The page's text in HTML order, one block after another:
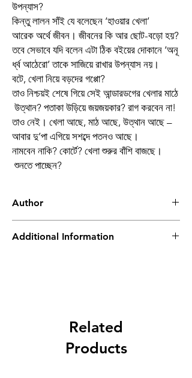
উপন্যাস?
কিন্তু লালন সাঁই যে বলেছেন ‘হাওয়ার খেলা’
আরেক অর্থে জীবন। জীবনের কি আর ছোট-বড়ো হয়?
তবে সেভাবে যদি বলেন এটা ঠিক বইয়ের দোকানে ‘অনূ
র্ধ্ব আঠেরো’তাকে সাজিয়ে রাখার উপন্যাস নয়।
বটে, খেলা নিয়ে বড়দের গপ্পো?
তাও নিশ্চয়ই শেষে গিয়ে সেই আন্ডারডগের খেলার মাঠে
উত্থান? পতাকা উড়িয়ে জয়জয়কার? রাগ করবেন না!
তাও নেই। খেলা আছে, মাঠ আছে, উত্থান আছে –
আবার দু’পা এগিয়ে সশব্দে পতনও আছে।
নামবেন নাকি? কোর্টে? খেলা শুরুর বাঁশি বাজছে।
শুনতে পাচ্ছেন?
Author
Additional Information
crown
2026
Related
Products